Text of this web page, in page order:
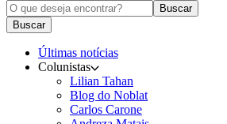
Buscar
Buscar
Últimas notícias
Colunistas
Lilian Tahan
Blog do Noblat
Carlos Carone